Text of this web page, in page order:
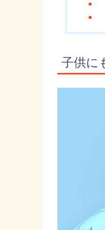
子供に